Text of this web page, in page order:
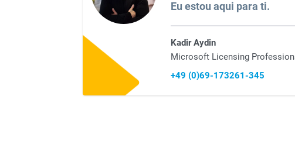
Eu estou aqui para ti.
Kadir Aydin
Microsoft Licensing
+49 (0)69-173261-345